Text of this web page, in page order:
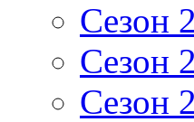
Сезон
Сезон
Сезон